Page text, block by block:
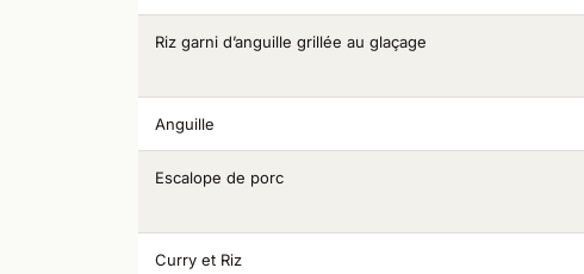
Riz garni d’anguille grillée au glaçage
Anguille
Escalope de porc
Curry et Riz